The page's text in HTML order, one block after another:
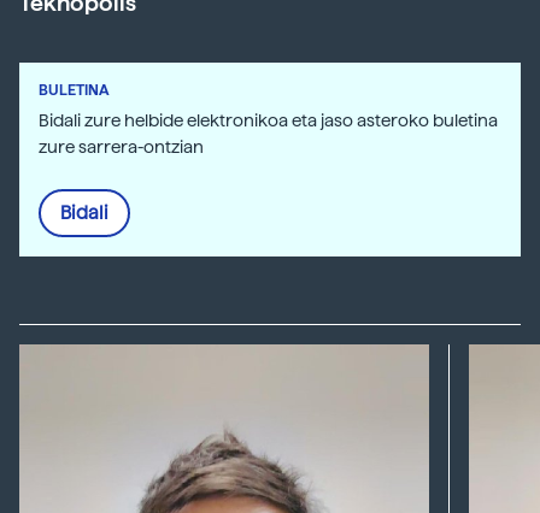
BULETINA
Bidali zure helbide elektronikoa eta jaso asteroko buletina
zure sarrera-ontzian
Bidali